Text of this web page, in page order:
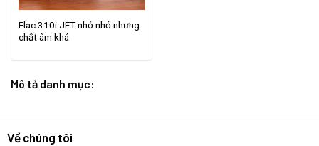
Elac 310i JET nhỏ nhỏ nhưng
chất âm khá
Mô tả danh mục:
Về chúng tôi